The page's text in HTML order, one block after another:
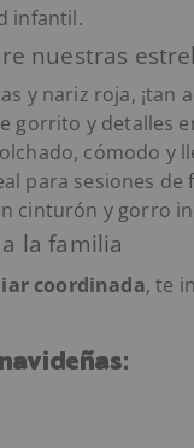
infantil.
nuestras
y nariz roja, ¡tan
gorrito y detalles
cómodo y
para sesiones
cinturón y gorro
la familia
coordinada, te